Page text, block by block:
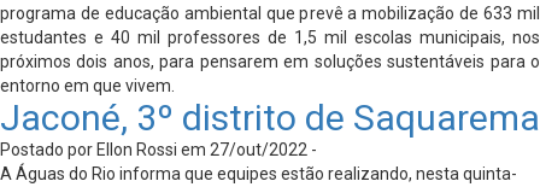
programa de educação ambiental que prevê a mobilização de 633 mil
estudantes e 40 mil professores de 1,5 mil escolas municipais, nos
próximos dois anos, para pensarem em soluções sustentáveis para o
entorno em que vivem.
Jaconé, 3º distrito de Saquarema
Postado por Ellon Rossi em 27/out/2022 -
A Águas do Rio informa que equipes estão realizando, nesta quinta-